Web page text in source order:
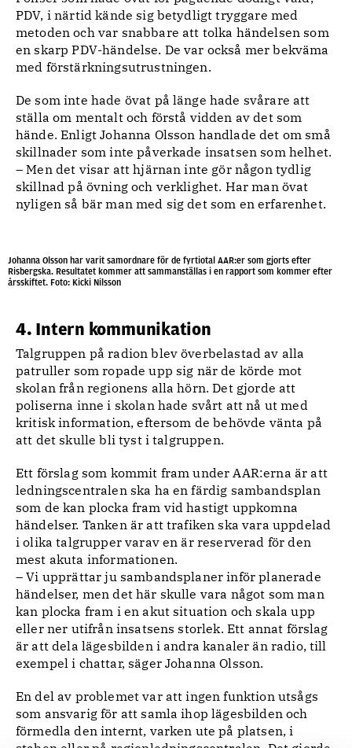
PDV, i närtid kände sig betydligt tryggare med
metoden och var snabbare att tolka händelsen som
en skarp PDV-händelse. De var också mer bekväma
med förstärkningsutrustningen.
De som inte hade övat på länge hade svårare att
ställa om mentalt och förstå vidden av det som
hände. Enligt Johanna Olsson handlade det om små
skillnader som inte påverkade insatsen som helhet.
– Men det visar att hjärnan inte gör någon tydlig
skillnad på övning och verklighet. Har man övat
nyligen så bär man med sig det som en erfarenhet.
Johanna Olsson har varit samordnare för de fyrtiotal AAR:er som gjorts efter
Risbergska. Resultatet kommer att sammanställas i en rapport som kommer efter
årsskiftet. Foto: Kicki Nilsson
4. Intern kommunikation
Talgruppen på radion blev överbelastad av alla
patruller som ropade upp sig när de körde mot
skolan från regionens alla hörn. Det gjorde att
poliserna inne i skolan hade svårt att nå ut med
kritisk information, eftersom de behövde vänta på
att det skulle bli tyst i talgruppen.
Ett förslag som kommit fram under AAR:erna är att
ledningscentralen ska ha en färdig sambandsplan
som de kan plocka fram vid hastigt uppkomna
händelser. Tanken är att trafiken ska vara uppdelad
i olika talgrupper varav en är reserverad för den
mest akuta informationen.
– Vi upprättar ju sambandsplaner inför planerade
händelser, men det här skulle vara något som man
kan plocka fram i en akut situation och skala upp
eller ner utifrån insatsens storlek. Ett annat förslag
är att dela lägesbilden i andra kanaler än radio, till
exempel i chattar, säger Johanna Olsson.
En del av problemet var att ingen funktion utsågs
som ansvarig för att samla ihop lägesbilden och
förmedla den internt, varken ute på platsen, i